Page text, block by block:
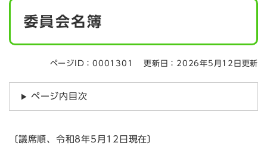
本
委員会名簿
ページID：0001301 更新日：2026年5月12日更新
ページ内目次
〔議席順、令和8年5月12日現在〕